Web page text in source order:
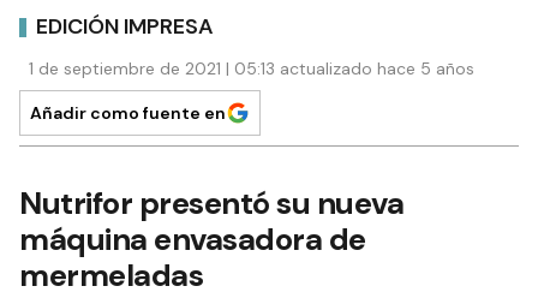
EDICIÓN IMPRESA
1 de septiembre de 2021 | 05:13 actualizado hace 5 años
Añadir como fuente en
Nutrifor presentó su nueva
máquina envasadora de
mermeladas